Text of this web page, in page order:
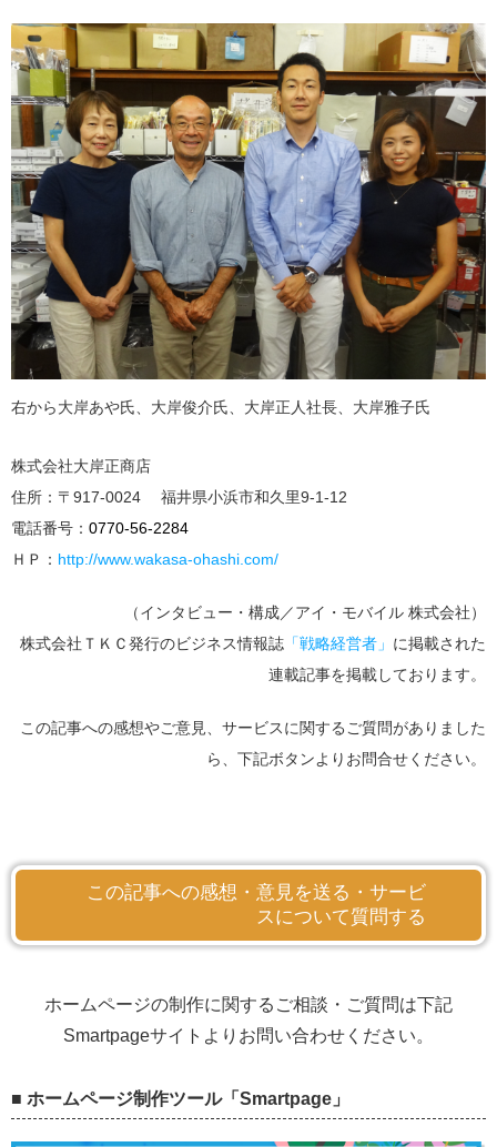
右から大岸あや氏、大岸俊介氏、大岸正人社長、大岸雅子氏
株式会社大岸正商店
住所：〒917-0024 福井県小浜市和久里9-1-12
電話番号： 0770-56-2284
ＨＰ： http://www.wakasa-ohashi.com/
（インタビュー・構成／アイ・モバイル 株式会社）
株式会社ＴＫＣ発行のビジネス情報誌 「戦略経営者」 に掲載された
連載記事を掲載しております。
この記事への感想やご意見、サービスに関するご質問がありました
ら、下記ボタンよりお問合せください。
この記事への感想・意見を送る・サービ
スについて質問する
ホームページの制作に関するご相談・ご質問は下記
Smartpageサイトよりお問い合わせください。
■ ホームページ制作ツール「Smartpage」